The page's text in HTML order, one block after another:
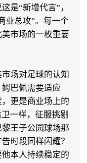
是“新增代言”，
业总攻”。每一个
市场的一枚重要
场对足球的认知
巴佩需要适应
更是商业场上的
一样，征服挑剔
王子公园球场那
时段同样闪耀？
本人持续稳定的